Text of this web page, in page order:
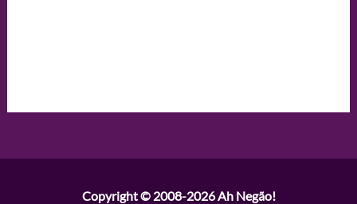
Copyright © 2008-2026Ah Negão!